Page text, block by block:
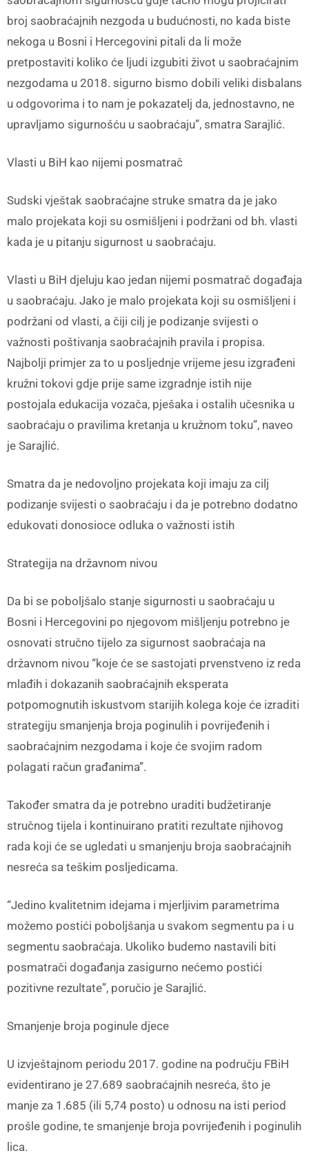
broj saobraćajnih nezgoda u budućnosti, no kada biste
nekoga u Bosni i Hercegovini pitali da li može
pretpostaviti koliko će ljudi izgubiti život u saobraćajnim
nezgodama u 2018. sigurno bismo dobili veliki disbalans
u odgovorima i to nam je pokazatelj da, jednostavno, ne
upravljamo sigurnošću u saobraćaju”, smatra Sarajlić.
Vlasti u BiH kao nijemi posmatrač
Sudski vještak saobraćajne struke smatra da je jako
malo projekata koji su osmišljeni i podržani od bh. vlasti
kada je u pitanju sigurnost u saobraćaju.
Vlasti u BiH djeluju kao jedan nijemi posmatrač događaja
u saobraćaju. Jako je malo projekata koji su osmišljeni i
podržani od vlasti, a čiji cilj je podizanje svijesti o
važnosti poštivanja saobraćajnih pravila i propisa.
Najbolji primjer za to u posljednje vrijeme jesu izgrađeni
kružni tokovi gdje prije same izgradnje istih nije
postojala edukacija vozača, pješaka i ostalih učesnika u
saobraćaju o pravilima kretanja u kružnom toku”, naveo
je Sarajlić.
Smatra da je nedovoljno projekata koji imaju za cilj
podizanje svijesti o saobraćaju i da je potrebno dodatno
edukovati donosioce odluka o važnosti istih
Strategija na državnom nivou
Da bi se poboljšalo stanje sigurnosti u saobraćaju u
Bosni i Hercegovini po njegovom mišljenju potrebno je
osnovati stručno tijelo za sigurnost saobraćaja na
državnom nivou “koje će se sastojati prvenstveno iz reda
mlađih i dokazanih saobraćajnih eksperata
potpomognutih iskustvom starijih kolega koje će izraditi
strategiju smanjenja broja poginulih i povrijeđenih i
saobraćajnim nezgodama i koje će svojim radom
polagati račun građanima”.
Također smatra da je potrebno uraditi budžetiranje
stručnog tijela i kontinuirano pratiti rezultate njihovog
rada koji će se ugledati u smanjenju broja saobraćajnih
nesreća sa teškim posljedicama.
“Jedino kvalitetnim idejama i mjerljivim parametrima
možemo postići poboljšanja u svakom segmentu pa i u
segmentu saobraćaja. Ukoliko budemo nastavili biti
posmatrači događanja zasigurno nećemo postići
pozitivne rezultate”, poručio je Sarajlić.
Smanjenje broja poginule djece
U izvještajnom periodu 2017. godine na području FBiH
evidentirano je 27.689 saobraćajnih nesreća, što je
manje za 1.685 (ili 5,74 posto) u odnosu na isti period
prošle godine, te smanjenje broja povrijeđenih i poginulih
lica.